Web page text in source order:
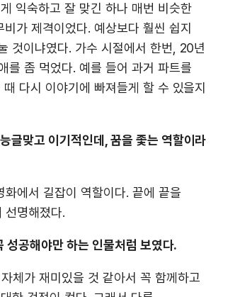
익숙하고 잘 맞긴 하나 매번 비슷한
가 제격이었다. 예상보다 훨씬 쉽지
것이냐였다. 가수 시절에서 한번, 20년
를 좀 먹었다. 예를 들어 과거 파트를
다시 이야기에 빠져들게 할 수 있을지
글맞고 이기적인데, 꿈을 좇는 역할이라
에서 길잡이 역할이다. 끝에 끝을
선명해졌다.
성공해야만 하는 인물처럼 보였다.
체가 재미있을 것 같아서 꼭 함께하고